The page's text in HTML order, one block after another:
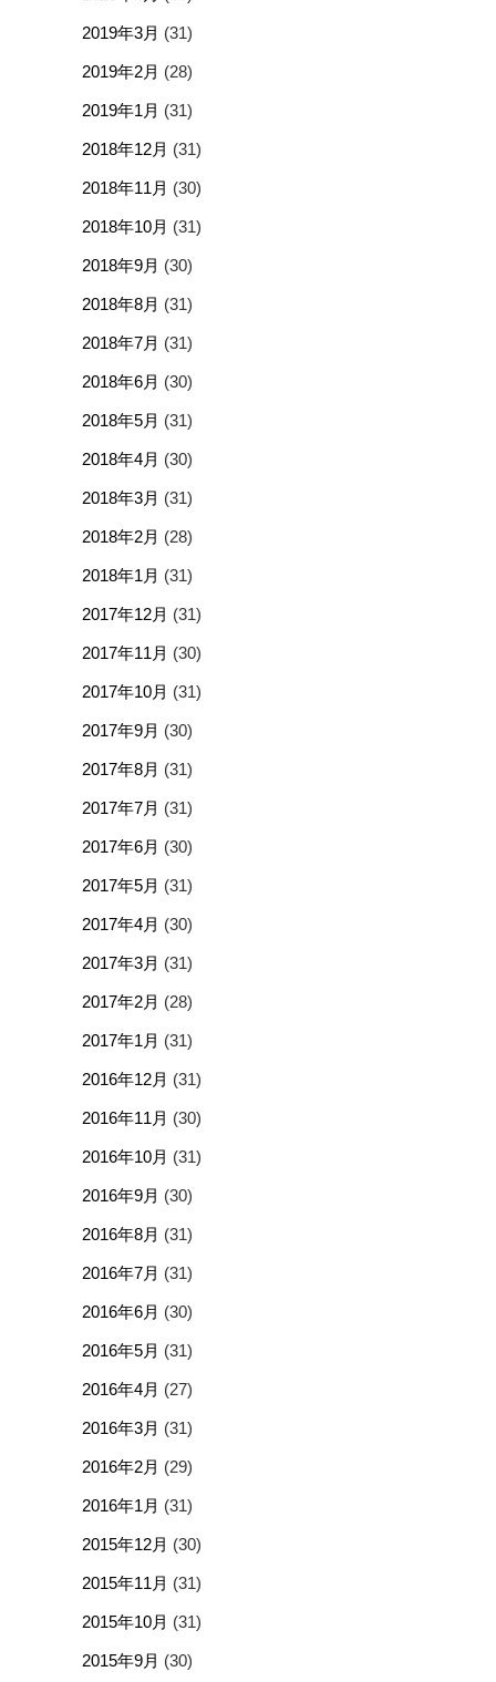
2019年3月 (31)
2019年2月 (28)
2019年1月 (31)
2018年12月 (31)
2018年11月 (30)
2018年10月 (31)
2018年9月 (30)
2018年8月 (31)
2018年7月 (31)
2018年6月 (30)
2018年5月 (31)
2018年4月 (30)
2018年3月 (31)
2018年2月 (28)
2018年1月 (31)
2017年12月 (31)
2017年11月 (30)
2017年10月 (31)
2017年9月 (30)
2017年8月 (31)
2017年7月 (31)
2017年6月 (30)
2017年5月 (31)
2017年4月 (30)
2017年3月 (31)
2017年2月 (28)
2017年1月 (31)
2016年12月 (31)
2016年11月 (30)
2016年10月 (31)
2016年9月 (30)
2016年8月 (31)
2016年7月 (31)
2016年6月 (30)
2016年5月 (31)
2016年4月 (27)
2016年3月 (31)
2016年2月 (29)
2016年1月 (31)
2015年12月 (30)
2015年11月 (31)
2015年10月 (31)
2015年9月 (30)